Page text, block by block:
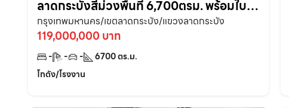
ลาดกระบังสีม่วงพื้นที่ 6,700ตรม. พร้อมใบ
รง. จ.กรุงเทพฯ
กรุงเทพมหานคร/เขตลาดกระบัง/แขวงลาดกระบัง
119,000,000 บาท
- - - 6700ตร.ม.
โกดัง/โรงงาน